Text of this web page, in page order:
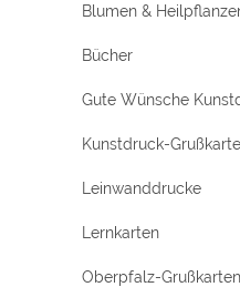
Blumen &
Bücher
Gute Wünsche
Kunstdruck-
Leinwanddrucke
Lernkarten
Oberpfalz-Grußkarten